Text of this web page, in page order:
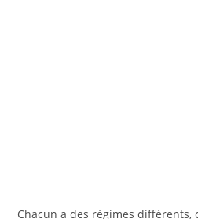
Chacun a des régimes différents,